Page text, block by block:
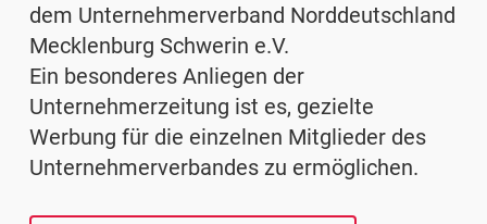
dem Unternehmerverband Norddeutschland
Mecklenburg Schwerin e.V.
Ein besonderes Anliegen der
Unternehmerzeitung ist es, gezielte
Werbung für die einzelnen Mitglieder des
Unternehmerverbandes zu ermöglichen.